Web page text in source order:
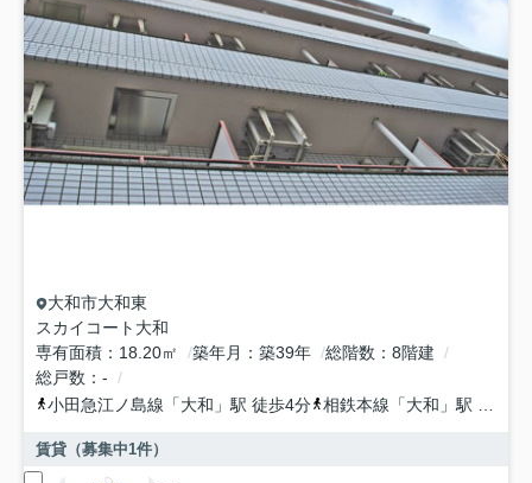
大和市大和東
スカイコート大和
専有面積
18.20㎡ 築年月 築39年 総階数
8階建
総戸数
-
小田急江ノ島線 「大和 」駅 徒歩4分 相鉄本線 「大和 」駅 徒歩4分
賃貸（募集中1件）